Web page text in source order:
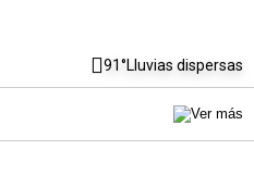
91°Lluvias dispersas